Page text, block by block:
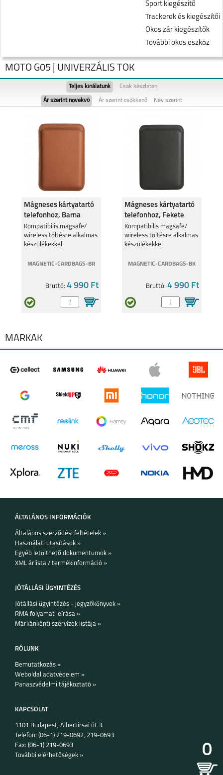
Sport kiegészitő
Trackerek és kiegészítői
Okos zár kiegészítők
További okos eszköz
MOTO G05
MOTOROLA MOTO
G35 5G
MOTOROLA MOTO
G24
MOTOROLA EDGE 40
MOTOROLA MOTO
G53 5G
MOTOROLA EDGE 30
5G
MOTO G62 5G
MOTO E20
MOTO G05 | UNIVERZÁLIS TOK
Teljes kínálatunk Csak készleten
Ár szerint növekvő Ár szerint csökkenő Név szerint
Mágneses kártyatartó
telefonhoz, Barna
Kompatibilis magsafe/
wireless töltésre alkalmas
készülékekkel
MAGNETIC-CARDBAGS-BR
Bruttó: 4 990 Ft
Mágneses kártyatartó
telefonhoz, Fekete
Kompatibilis magsafe/
wireless töltésre alkalmas
készülékekkel
MAGNETIC-CARDBAGS-BK
Bruttó:4 990 Ft
MÁRKÁK
ÁLTALÁNOS INFORMÁCIÓK
Általános szerződési feltételek »
Használati utasítások »
Egyéb letölthető dokumentumok »
XML árlista / termékinformáció »
JÓTÁLLÁSI ÜGYINTÉZÉS
Jótállási ügyintézés - jegyzőkönyvek »
RMA folyamat leírása »
Márkánkénti szervízek listája »
RÓLUNK
Bemutatkozás »
Weboldal adatvédelem »
Panaszvédelmi tájékoztató »
KAPCSOLAT
1101 Budapest, Albertirsai út 3.
Telefon: (06-1) 219-0692, 219-0693
Fax: (06-1) 219-0693
További elérhetőségek »
0